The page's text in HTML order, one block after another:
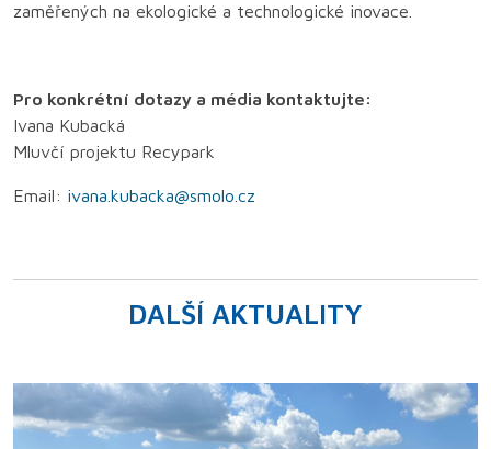
zaměřených na ekologické a technologické inovace.
Pro konkrétní dotazy a média kontaktujte:
Ivana Kubacká
Mluvčí projektu Recypark
Email: ivana.kubacka@smolo.cz
DALŠÍ AKTUALITY